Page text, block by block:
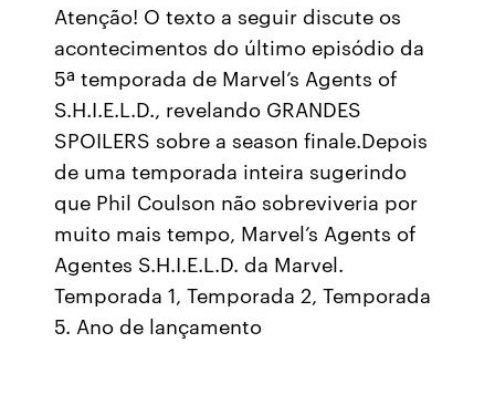
Atenção! O texto a seguir discute os
acontecimentos do último episódio da
5ª temporada de Marvel’s Agents of
S.H.I.E.L.D., revelando GRANDES
SPOILERS sobre a season finale.Depois
de uma temporada inteira sugerindo
que Phil Coulson não sobreviveria por
muito mais tempo, Marvel’s Agents of
Agentes S.H.I.E.L.D. da Marvel.
Temporada 1, Temporada 2, Temporada
5. Ano de lançamento